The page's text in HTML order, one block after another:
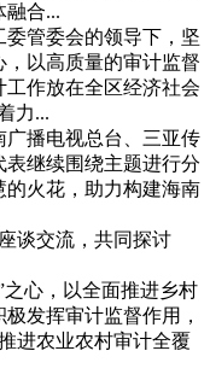
融合...
管委会的领导下，坚
以高质量的审计监督
作放在全区经济社会
力...
播电视总台、三亚传
继续围绕主题进行分
火花，助力构建海南
谈交流，共同探讨
心，以全面推进乡村
发挥审计监督作用，
进农业农村审计全覆